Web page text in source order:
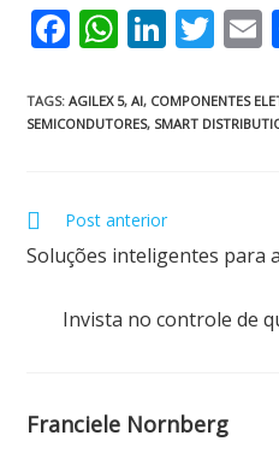
F
ac
e
b
o
k
W
h
at
s
p
p
Li
n
k
e
n
T
w
itt
er l
TAGS:AGILEX 5, AI, COMPONENTES
SEMICONDUTORES, SMART
Post anterior
Soluções inteligentes para
Invista no controle de
Franciele Nornberg